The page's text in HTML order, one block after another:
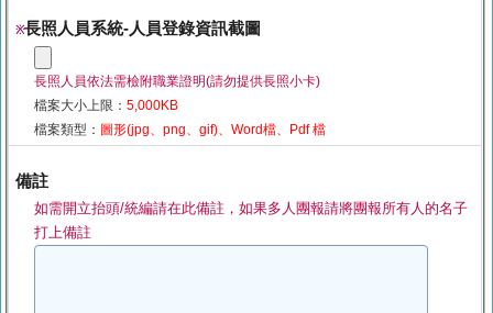
※長照人員系統-人員登錄資訊截圖
長照人員依法需檢附職業證明(請勿提供長照小卡)
檔案大小上限： 5,000KB
檔案類型： 圖形(jpg、png、gif)、Word檔、Pdf 檔
備註
如需開立抬頭/統編請在此備註，如果多人團報請將團報所有人的名子
打上備註